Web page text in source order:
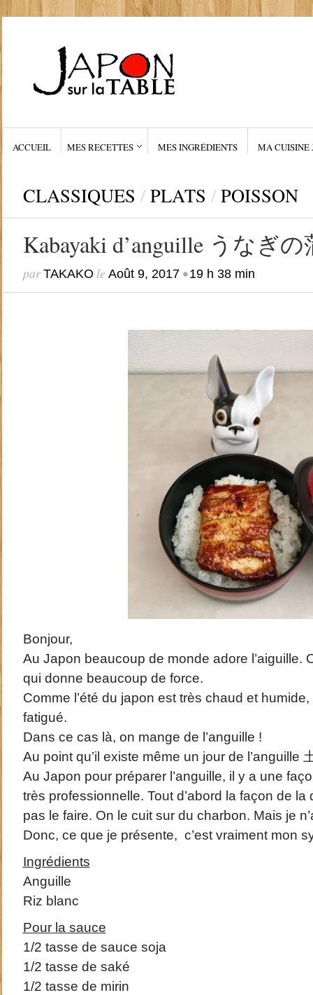
ACCUEIL MES RECETTES MES INGRÉDIENTS MA CUISINE
CLASSIQUES / PLATS / POISSON
Kabayaki d’anguille うなぎ
par TAKAKO le Août 9, 2017•19 h 38 min
Bonjour,
Au Japon beaucoup de monde adore l’aiguille.
qui donne beaucoup de force.
Comme l’été du japon est très chaud et
fatigué.
Dans ce cas là, on mange de l’anguille !
Au point qu’il existe même un jour de l’anguille
Au Japon pour préparer l’anguille, il y a une
très professionnelle. Tout d’abord la façon de
pas le faire. On le cuit sur du charbon. Mais je
Donc, ce que je présente, c’est vraiment mon
Ingrédients
Anguille
Riz blanc
Pour la sauce
1/2 tasse de sauce soja
1/2 tasse de saké
1/2 tasse de mirin